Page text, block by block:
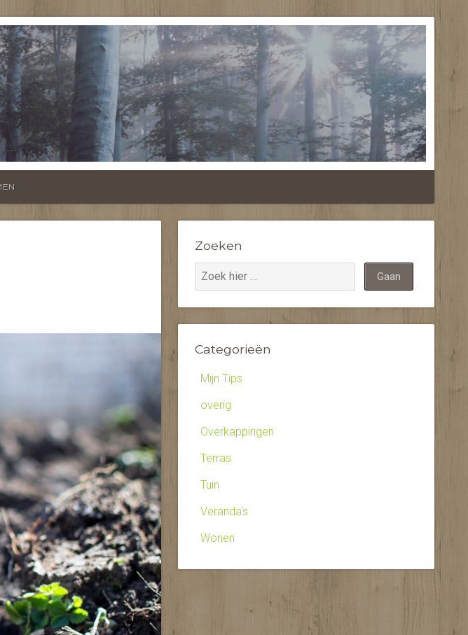
EN VERANDA'S
Zoeken
Categorieën
Mijn Tips
overig
Overkappingen
Terras
Tuin
Veranda's
Wonen